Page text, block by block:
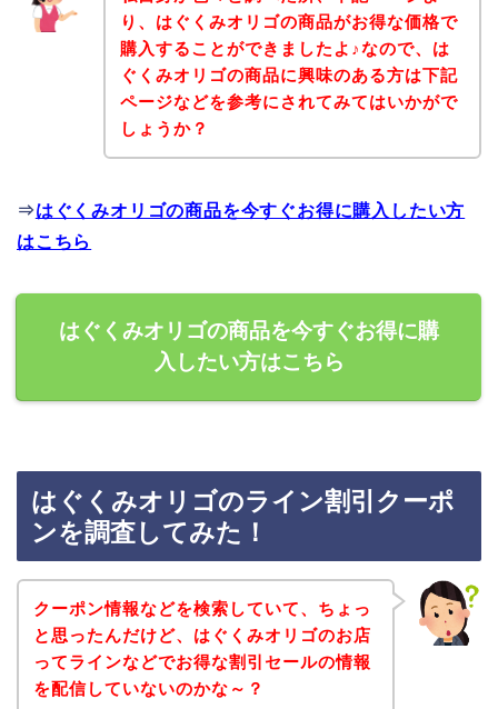
り、はぐくみオリゴの商品がお得な価格で
購入することができましたよ♪なので、は
ぐくみオリゴの商品に興味のある方は下記
ページなどを参考にされてみてはいかがで
しょうか？
⇒はぐくみオリゴの商品を今すぐお得に購入したい方
はこちら
はぐくみオリゴの商品を今すぐお得に購
入したい方はこちら
はぐくみオリゴのライン割引クーポ
ンを調査してみた！
クーポン情報などを検索していて、ちょっ
と思ったんだけど、はぐくみオリゴのお店
ってラインなどでお得な割引セールの情報
を配信していないのかな～？